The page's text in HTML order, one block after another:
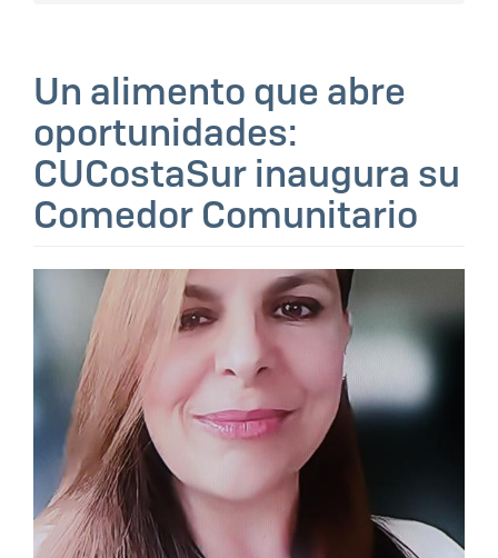
Un alimento que abre
oportunidades:
CUCostaSur inaugura su
Comedor Comunitario